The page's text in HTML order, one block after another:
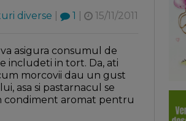
diverse 1 15/11/2011
asigura consumul de
includeti in tort. Da, ati
morcovii dau un gust
asa si pastarnacul se
condiment aromat pentru